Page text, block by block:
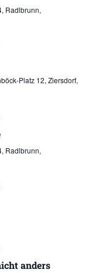
Radlbrunn,
Platz 12, Ziersdorf,
Radlbrunn,
anders